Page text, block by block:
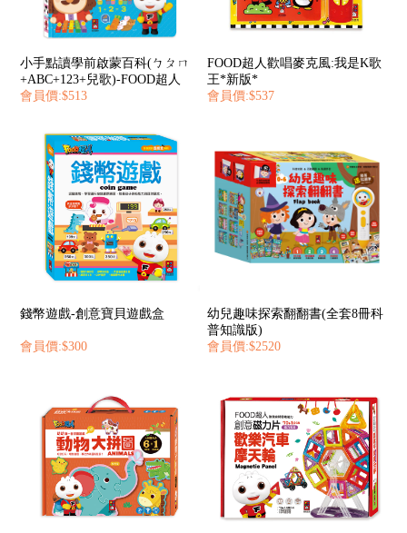
小手點讀學前啟蒙百科(ㄅㄆㄇ
+ABC+123+兒歌)-FOOD超人
會員價:$513
FOOD超人歡唱麥克風:我是K歌
王*新版*
會員價:$537
錢幣遊戲-創意寶貝遊戲盒
會員價:$300
幼兒趣味探索翻翻書(全套8冊科
普知識版)
會員價:$2520